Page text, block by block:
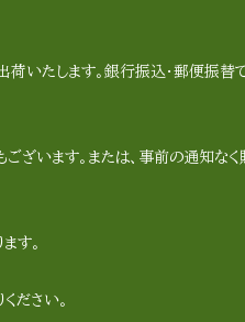
たします。銀行振込・郵便振替
います。または、事前の通知な
す。
ださい。